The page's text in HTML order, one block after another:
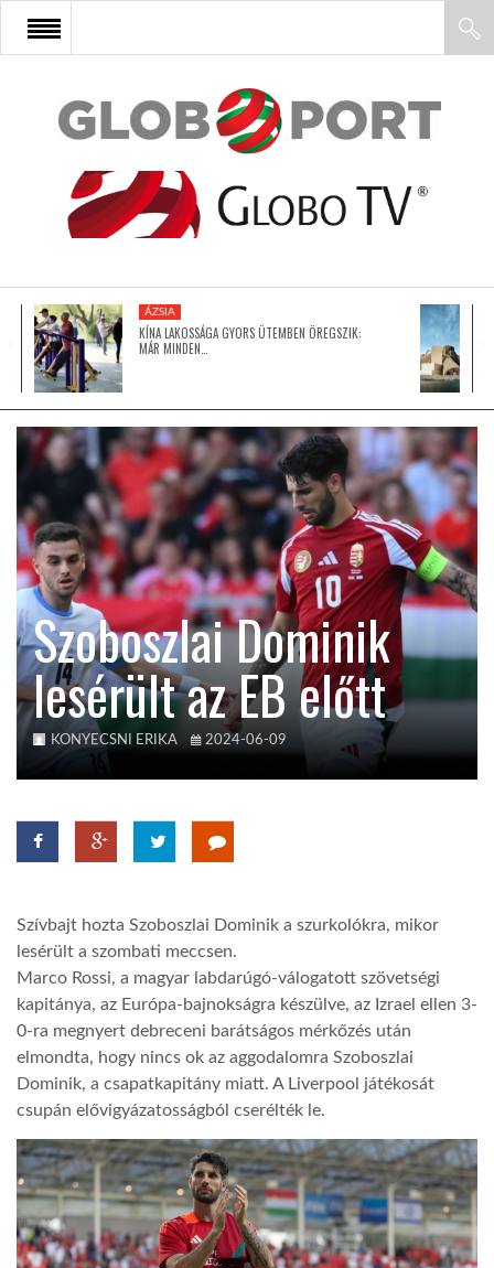
FŐOLDAL
AFRIKA
ÁZSIA
LATIN-AMERIKA
KÖZEL-KELET
AUSZTRÁLIA
A VILÁG ITTHON
MÉDIA
TROPICALMAGAZIN
GLOBOTV
AFRIKA TUDÁSTÁR
A NAP SZÉPE
ÁZSIA
KÍNA LAKOSSÁGA GYORS ÜTEMBEN ÖREGSZIK:
MÁR MINDEN…
Szoboszlai Dominik
lesérült az EB előtt
KONYECSNI ERIKA 2024-06-09
Szívbajt hozta Szoboszlai Dominik a szurkolókra, mikor
lesérült a szombati meccsen.
Marco Rossi, a magyar labdarúgó-válogatott szövetségi
kapitánya, az Európa-bajnokságra készülve, az Izrael ellen 3-
0-ra megnyert debreceni barátságos mérkőzés után
elmondta, hogy nincs ok az aggodalomra Szoboszlai
Dominik, a csapatkapitány miatt. A Liverpool játékosát
csupán elővigyázatosságból cserélték le.